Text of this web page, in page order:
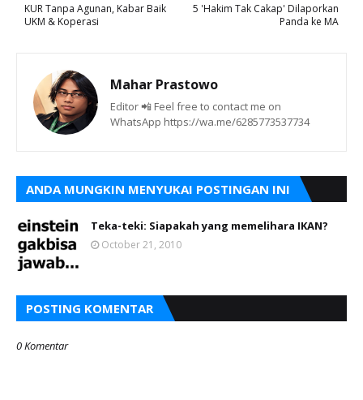
5 'Hakim Tak Cakap' Dilaporkan
Panda ke MA
KUR Tanpa Agunan, Kabar Baik
UKM & Koperasi
Mahar Prastowo
Editor 📲 Feel free to contact me on
WhatsApp https://wa.me/6285773537734
ANDA MUNGKIN MENYUKAI POSTINGAN INI
Teka-teki: Siapakah yang memelihara IKAN?
October 21, 2010
POSTING KOMENTAR
0 Komentar